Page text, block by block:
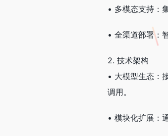
• 多模态支持：
• 全渠道部署：
2. 技术架构
• 大模型生态：
调用。
• 模块化扩展：